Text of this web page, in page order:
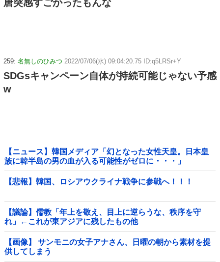
唐突感すごかったもんな
259: 名無しのひみつ 2022/07/06(水) 09:04:20.75 ID:q5LRSr+Y
SDGsキャンペーン自体が持続可能じゃない予感
w
【ニュース】韓国メディア「幻となった女性天皇。日本皇
族に韓半島の男の血が入る可能性がゼロに・・・」
【悲報】韓国、ロシアウクライナ戦争に参戦へ！！！
【議論】儒教「年上を敬え、目上に逆らうな、秩序を守
れ」←これが東アジアに残したもの他
【画像】 サンモニの女子アナさん、日曜の朝から素材を提
供してしまう